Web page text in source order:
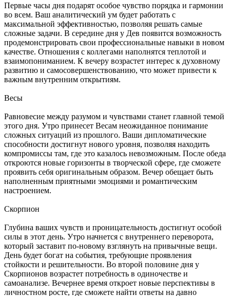
Первые часы дня подарят особое чувство порядка и гармонии
во всем. Ваш аналитический ум будет работать с
максимальной эффективностью, позволяя решать самые
сложные задачи. В середине дня у Дев появится возможность
продемонстрировать свои профессиональные навыки в новом
качестве. Отношения с коллегами наполнятся теплотой и
взаимопониманием. К вечеру возрастет интерес к духовному
развитию и самосовершенствованию, что может привести к
важным внутренним открытиям.
Весы
Равновесие между разумом и чувствами станет главной темой
этого дня. Утро принесет Весам неожиданное понимание
сложных ситуаций из прошлого. Ваши дипломатические
способности достигнут нового уровня, позволяя находить
компромиссы там, где это казалось невозможным. После обеда
откроются новые горизонты в творческой сфере, где сможете
проявить себя оригинальным образом. Вечер обещает быть
наполненным приятными эмоциями и романтическим
настроением.
Скорпион
Глубина ваших чувств и проницательность достигнут особой
силы в этот день. Утро начнется с внутреннего переворота,
который заставит по-новому взглянуть на привычные вещи.
День будет богат на события, требующие проявления
стойкости и решительности. Во второй половине дня у
Скорпионов возрастет потребность в одиночестве и
самоанализе. Вечернее время откроет новые перспективы в
личностном росте, где сможете найти ответы на давно